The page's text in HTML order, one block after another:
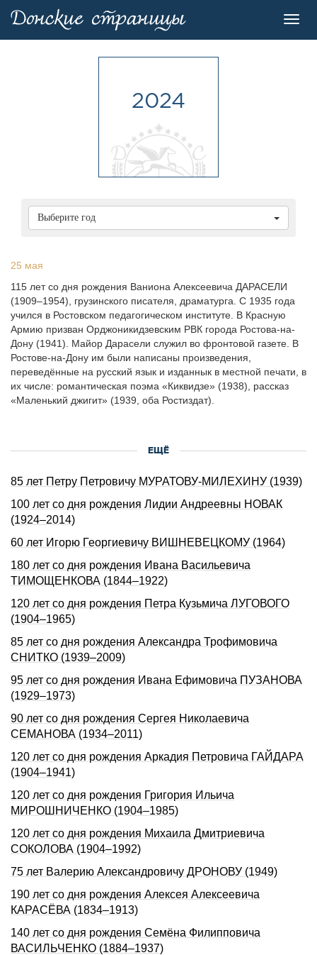
2024
Выберите год
25 мая
115 лет со дня рождения Ваниона Алексеевича ДАРАСЕЛИ
(1909–1954), грузинского писателя, драматурга. С 1935 года
учился в Ростовском педагогическом институте. В Красную
Армию призван Орджоникидзевским РВК города Ростова-на-
Дону (1941). Майор Дарасели служил во фронтовой газете. В
Ростове-на-Дону им были написаны произведения,
переведённые на русский язык и изданнык в местной печати, в
их числе: романтическая поэма «Киквидзе» (1938), рассказ
«Маленький джигит» (1939, оба Ростиздат).
ЕЩЁ
85 лет Петру Петровичу МУРАТОВУ-МИЛЕХИНУ (1939)
100 лет со дня рождения Лидии Андреевны НОВАК
(1924–2014)
60 лет Игорю Георгиевичу ВИШНЕВЕЦКОМУ (1964)
180 лет со дня рождения Ивана Васильевича
ТИМОЩЕHКОВА (1844–1922)
120 лет со дня рождения Петра Кузьмича ЛУГОВОГО
(1904–1965)
85 лет со дня рождения Александра Трофимовича
СНИТКО (1939–2009)
95 лет со дня рождения Ивана Ефимовича ПУЗАНОВА
(1929–1973)
90 лет со дня рождения Сергея Николаевича
СЕМАНОВА (1934–2011)
120 лет со дня рождения Аркадия Петровича ГАЙДАРА
(1904–1941)
120 лет со дня рождения Григория Ильича
МИРОШНИЧЕHКО (1904–1985)
120 лет со дня рождения Михаила Дмитриевича
СОКОЛОВА (1904–1992)
75 лет Валерию Александровичу ДРОНОВУ (1949)
190 лет со дня рождения Алексея Алексеевича
КАРАСЁВА (1834–1913)
140 лет со дня рождения Семёна Филипповича
ВАСИЛЬЧЕНКО (1884–1937)